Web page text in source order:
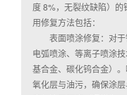
度 8%，无裂纹缺陷）
用修复方法包括：
表面喷涂修复：对
电弧喷涂、等离子喷涂
基合金、碳化钨合金）
氧化层与油污，确保涂